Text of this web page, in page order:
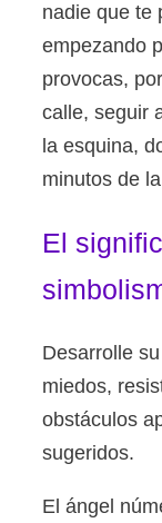
nadie que te
empezando
provocas,
calle, seguir
la esquina,
minutos de
El
Desarrolle
miedos,
obstáculos
sugeridos.
El ángel